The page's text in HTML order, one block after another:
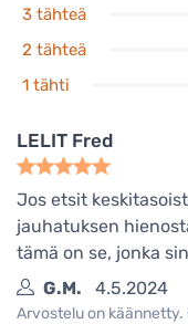
3 tähteä
2 tähteä
1 tähti
LELIT Fred
Jos etsit
jauhatuksen
tämä on se, jonka
G.M.
4.5.2024
Arvostelu on